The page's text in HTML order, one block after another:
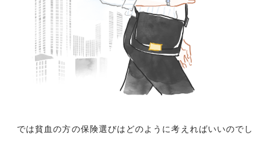
では貧血の方の保険選びはどのように考えればいいのでし